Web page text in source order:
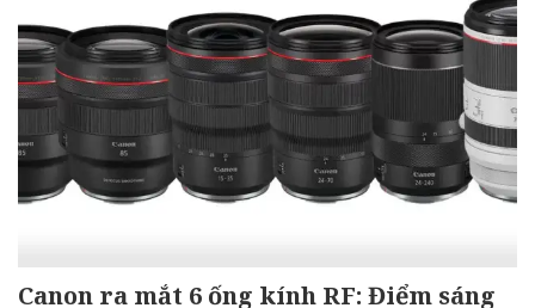
Canon ra mắt 6 ống kính RF: Điểm sáng